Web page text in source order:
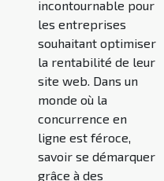
incontournable pour
les entreprises
souhaitant optimiser
la rentabilité de leur
site web. Dans un
monde où la
concurrence en
ligne est féroce,
savoir se démarquer
grâce à des